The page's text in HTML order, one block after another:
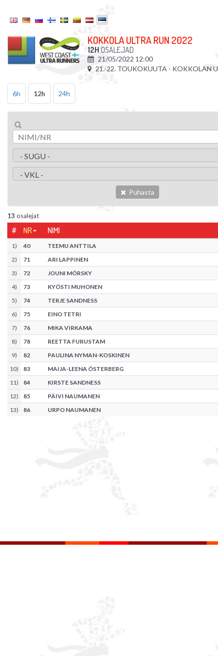
KOKKOLA ULTRA RUN 2022
12H OSALEJAD
21/05/2022 12:00
21.-22. TOUKOKUUTA - KOKKOLAN
6h 12h 24h
Puhasta
13 osalejat
# NR NIMI
1) 40
TEEMU ANTTILA
2) 71
ARI LAPPINEN
3) 72
JOUNI MÖRSKY
4) 73
KYÖSTI MUHONEN
5) 74
TERJE SANDNESS
6) 75
EINO TETRI
7) 76
MIKA VIRKAMA
8) 78
REETTA FURUSTAM
9) 82
PAULINA NYMAN-KOSKINEN
10) 83
MAIJA-LEENA ÖSTERBERG
11) 84
KIRSTE SANDNESS
12) 85
PÄIVI NAUMANEN
13) 86 URPO NAUMANEN